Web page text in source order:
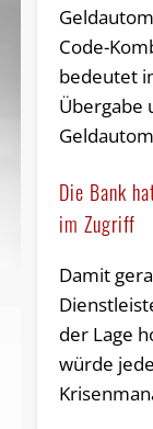
Code-
bedeutet
Übergabe
Die Bank
im Zugriff
Damit
der Lage
würde